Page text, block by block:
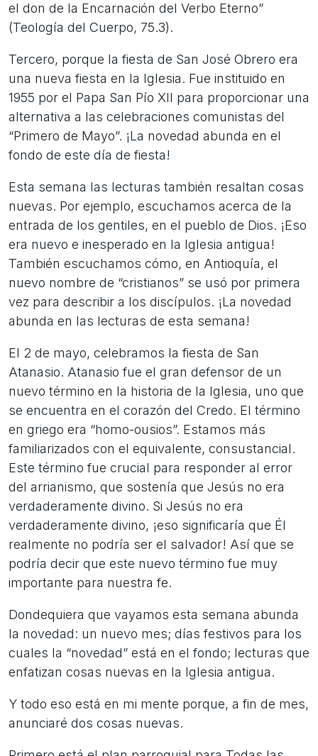
el don de la Encarnación del Verbo Eterno”
(Teología del Cuerpo, 75.3).
Tercero, porque la fiesta de San José Obrero era
una nueva fiesta en la Iglesia. Fue instituido en
1955 por el Papa San Pío XII para proporcionar una
alternativa a las celebraciones comunistas del
“Primero de Mayo”. ¡La novedad abunda en el
fondo de este día de fiesta!
Esta semana las lecturas también resaltan cosas
nuevas. Por ejemplo, escuchamos acerca de la
entrada de los gentiles, en el pueblo de Dios. ¡Eso
era nuevo e inesperado en la Iglesia antigua!
También escuchamos cómo, en Antioquía, el
nuevo nombre de “cristianos” se usó por primera
vez para describir a los discípulos. ¡La novedad
abunda en las lecturas de esta semana!
El 2 de mayo, celebramos la fiesta de San
Atanasio. Atanasio fue el gran defensor de un
nuevo término en la historia de la Iglesia, uno que
se encuentra en el corazón del Credo. El término
en griego era “homo-ousios”. Estamos más
familiarizados con el equivalente, consustancial.
Este término fue crucial para responder al error
del arrianismo, que sostenía que Jesús no era
verdaderamente divino. Si Jesús no era
verdaderamente divino, ¡eso significaría que Él
realmente no podría ser el salvador! Así que se
podría decir que este nuevo término fue muy
importante para nuestra fe.
Dondequiera que vayamos esta semana abunda
la novedad: un nuevo mes; días festivos para los
cuales la “novedad” está en el fondo; lecturas que
enfatizan cosas nuevas en la Iglesia antigua.
Y todo eso está en mi mente porque, a fin de mes,
anunciaré dos cosas nuevas.